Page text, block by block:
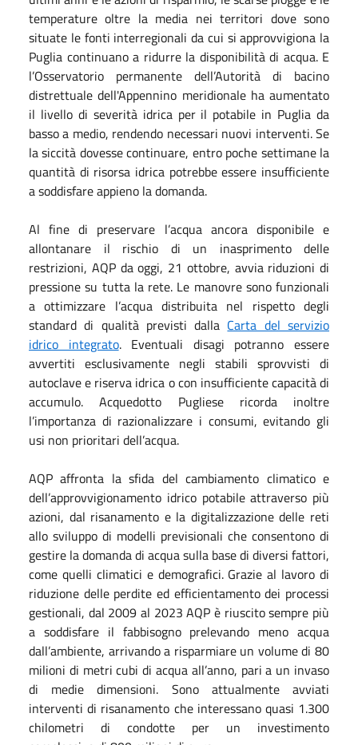
temperature oltre la media nei territori dove sono
situate le fonti interregionali da cui si approvvigiona la
Puglia continuano a ridurre la disponibilità di acqua. E
l’Osservatorio permanente dell’Autorità di bacino
distrettuale dell'Appennino meridionale ha aumentato
il livello di severità idrica per il potabile in Puglia da
basso a medio, rendendo necessari nuovi interventi. Se
la siccità dovesse continuare, entro poche settimane la
quantità di risorsa idrica potrebbe essere insufficiente
a soddisfare appieno la domanda.
Al fine di preservare l’acqua ancora disponibile e
allontanare il rischio di un inasprimento delle
restrizioni, AQP da oggi, 21 ottobre, avvia riduzioni di
pressione su tutta la rete. Le manovre sono funzionali
a ottimizzare l’acqua distribuita nel rispetto degli
standard di qualità previsti dalla Carta del servizio
idrico integrato. Eventuali disagi potranno essere
avvertiti esclusivamente negli stabili sprovvisti di
autoclave e riserva idrica o con insufficiente capacità di
accumulo. Acquedotto Pugliese ricorda inoltre
l’importanza di razionalizzare i consumi, evitando gli
usi non prioritari dell’acqua.
AQP affronta la sfida del cambiamento climatico e
dell’approvvigionamento idrico potabile attraverso più
azioni, dal risanamento e la digitalizzazione delle reti
allo sviluppo di modelli previsionali che consentono di
gestire la domanda di acqua sulla base di diversi fattori,
come quelli climatici e demografici. Grazie al lavoro di
riduzione delle perdite ed efficientamento dei processi
gestionali, dal 2009 al 2023 AQP è riuscito sempre più
a soddisfare il fabbisogno prelevando meno acqua
dall’ambiente, arrivando a risparmiare un volume di 80
milioni di metri cubi di acqua all’anno, pari a un invaso
di medie dimensioni. Sono attualmente avviati
interventi di risanamento che interessano quasi 1.300
chilometri di condotte per un investimento